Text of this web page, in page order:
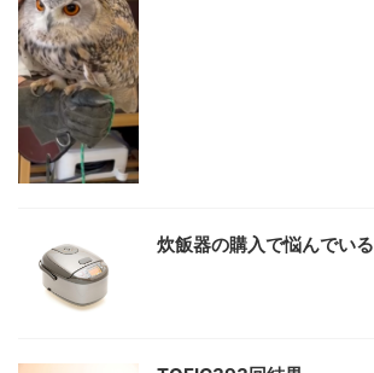
炊飯器の購入で悩んでいる